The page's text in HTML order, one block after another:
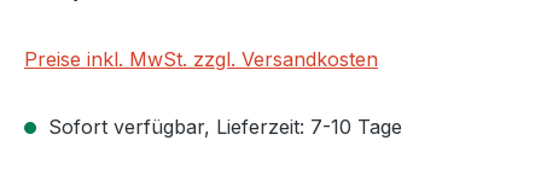
Preise inkl. MwSt. zzgl. Versandkosten
Sofort verfügbar, Lieferzeit: 7-10 Tage